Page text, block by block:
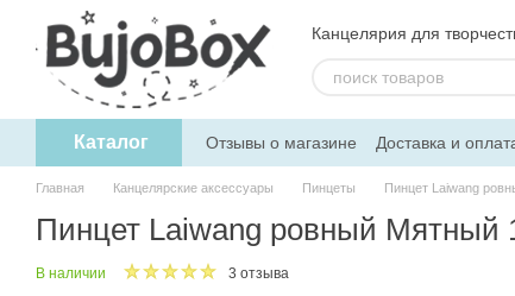
Перейти к основному контенту
Канцелярия для
Каталог Отзывы о магазине Доставка и
Пользовательское соглашение
Главная Канцелярские аксессуары Пинцеты Пинцет Laiwang
Пинцет Laiwang ровный Мятный
В наличии 3 отзыва